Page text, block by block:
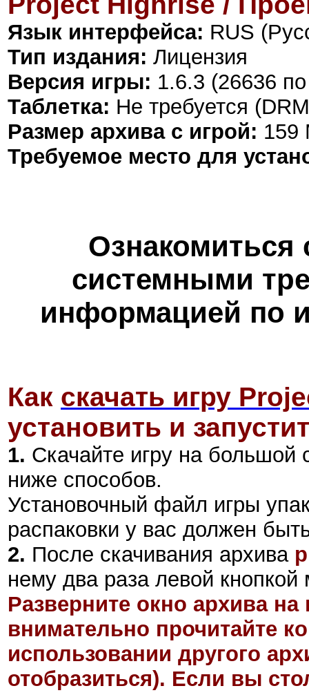
Язык интерфейса: RUS
Тип издания: Лицензия
Версия игры: 1.6.3 (26636
Таблетка: Не требуется
Размер архива с игрой: 159
Требуемое место для
Ознакомиться
системными
информацией по
Как скачать игру
установить и
1. Скачайте игру на большой
ниже способов.
Установочный файл игры
распаковки у вас должен
2. После скачивания архива
нему два раза левой
Разверните окно архива на
внимательно прочитайте
использовании другого
отобразиться). Если вы